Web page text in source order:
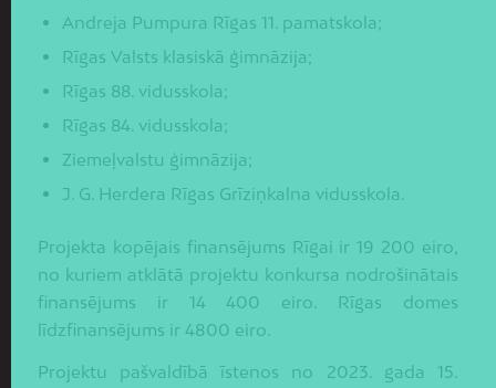
Andreja Pumpura Rīgas 11. pamatskola;
Rīgas Valsts klasiskā ģimnāzija;
Rīgas 88. vidusskola;
Rīgas 84. vidusskola;
Ziemeļvalstu ģimnāzija;
J. G. Herdera Rīgas Grīziņkalna vidusskola.
Projekta kopējais finansējums Rīgai ir 19 200 eiro,
no kuriem atklātā projektu konkursa nodrošinātais
finansējums ir 14 400 eiro. Rīgas domes
līdzfinansējums ir 4800 eiro.
Projektu pašvaldībā īstenos no 2023. gada 15.